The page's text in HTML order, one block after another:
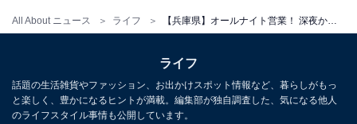
All About ニュース ライフ
バイパス「姫路南出口」から約10分（駐車場26台完
料金
ライフ
話題の生活雑貨やファッション、お出かけスポット情報など、暮らしがもっ
と楽しく、豊かになるヒントが満載。編集部が独自調査した、気になる他人
のライフスタイル事情も公開しています。